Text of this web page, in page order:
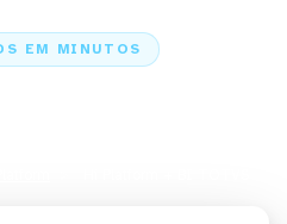
EM MINUTOS